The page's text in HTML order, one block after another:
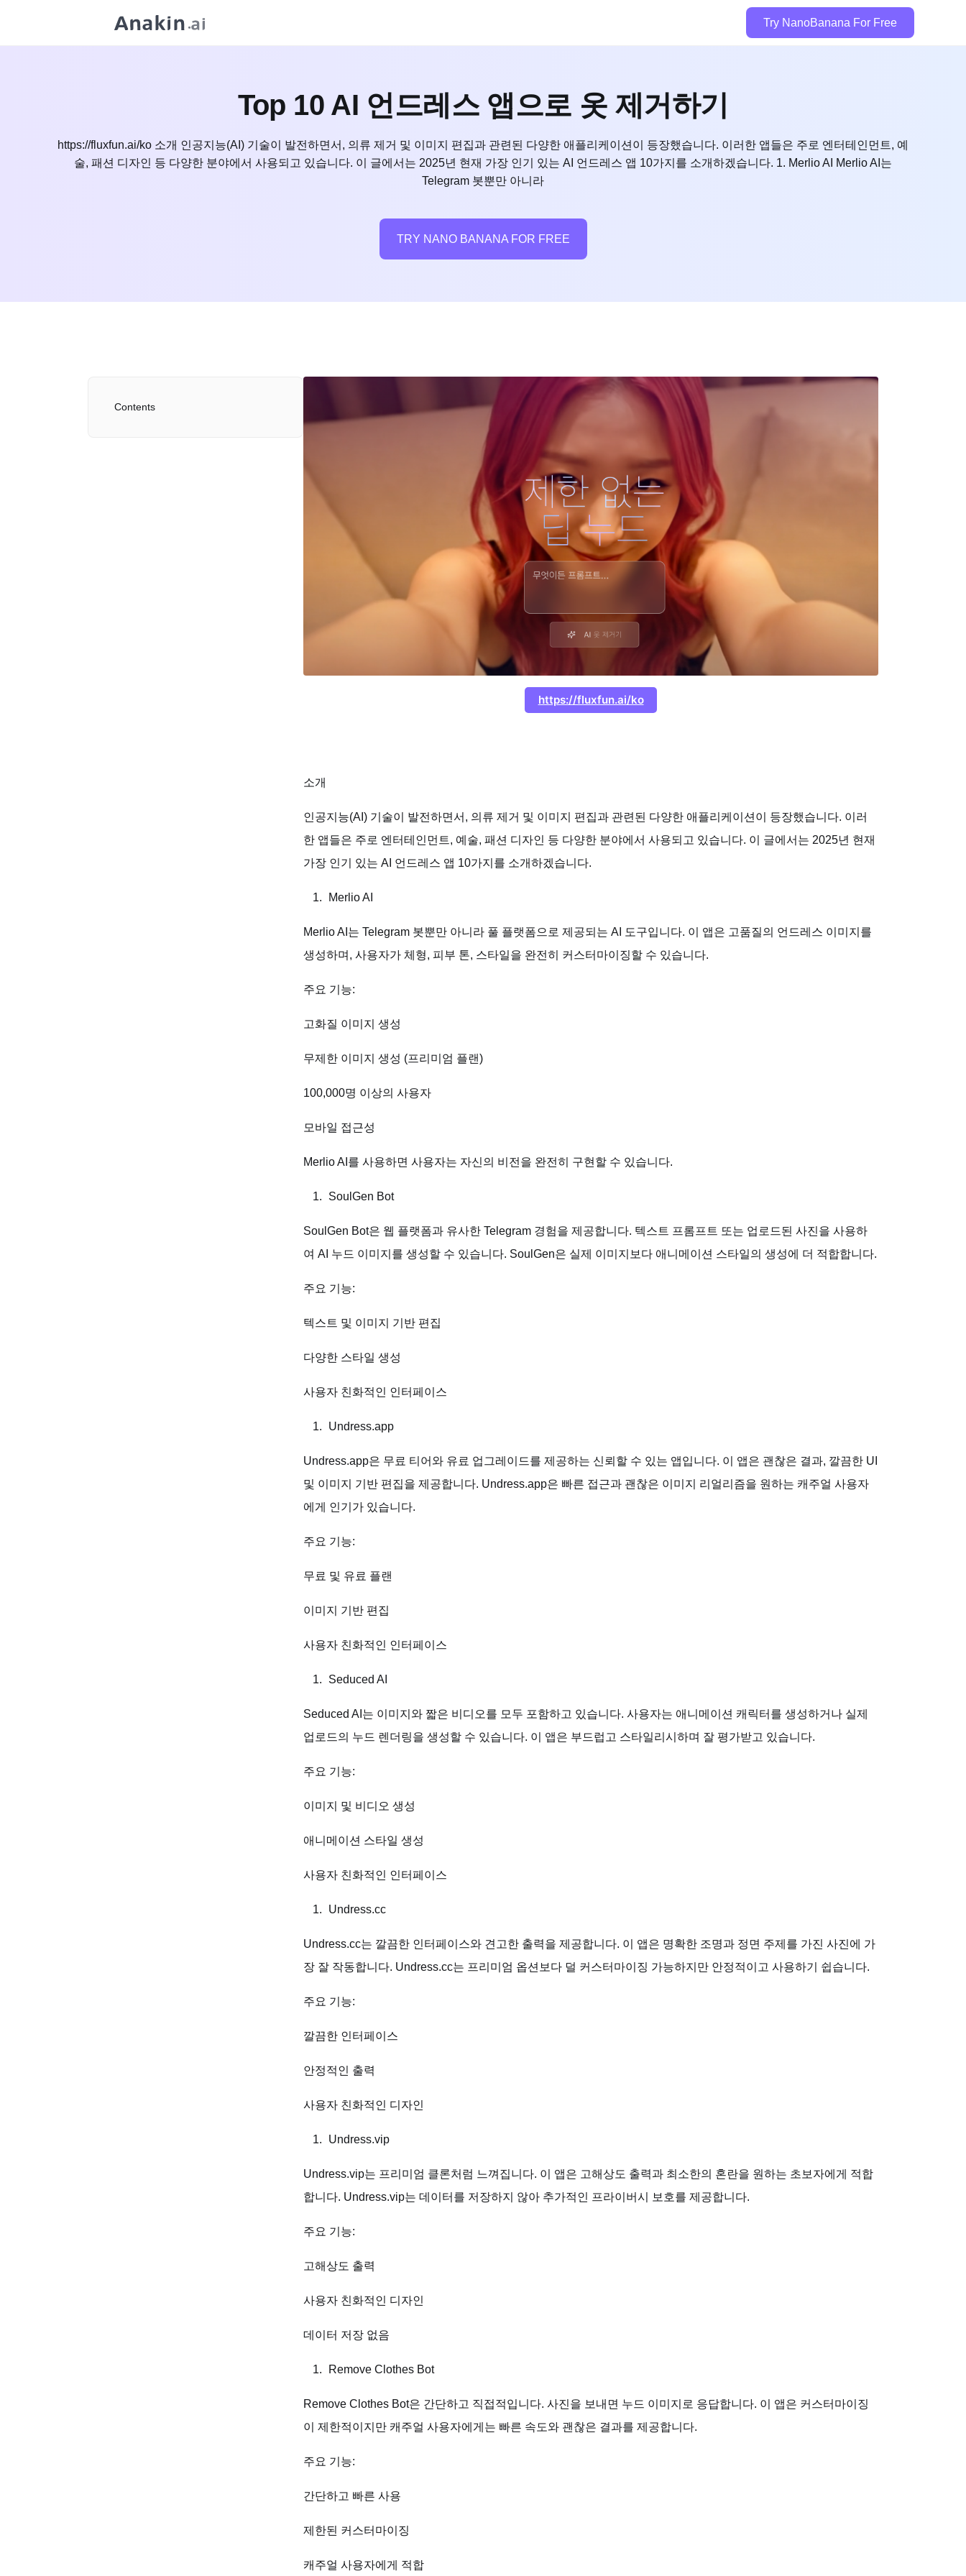
Try NanoBanana For Free
Top 10 AI 언드레스 앱으로 옷 제거하기
https://fluxfun.ai/ko 소개 인공지능(AI) 기술이 발전하면서, 의류 제거 및 이미지 편집과 관련된 다양한 애플리케이션이 등장했습니다. 이러한 앱들은 주로 엔터테인먼트, 예
술, 패션 디자인 등 다양한 분야에서 사용되고 있습니다. 이 글에서는 2025년 현재 가장 인기 있는 AI 언드레스 앱 10가지를 소개하겠습니다. 1. Merlio AI Merlio AI는
Telegram 봇뿐만 아니라
TRY NANO BANANA FOR FREE
Contents
https://fluxfun.ai/ko
소개
인공지능(AI) 기술이 발전하면서, 의류 제거 및 이미지 편집과 관련된 다양한 애플리케이션이 등장했습니다. 이러
한 앱들은 주로 엔터테인먼트, 예술, 패션 디자인 등 다양한 분야에서 사용되고 있습니다. 이 글에서는 2025년 현재
가장 인기 있는 AI 언드레스 앱 10가지를 소개하겠습니다.
Merlio AI
Merlio AI는 Telegram 봇뿐만 아니라 풀 플랫폼으로 제공되는 AI 도구입니다. 이 앱은 고품질의 언드레스 이미지를
생성하며, 사용자가 체형, 피부 톤, 스타일을 완전히 커스터마이징할 수 있습니다.
주요 기능:
고화질 이미지 생성
무제한 이미지 생성 (프리미엄 플랜)
100,000명 이상의 사용자
모바일 접근성
Merlio AI를 사용하면 사용자는 자신의 비전을 완전히 구현할 수 있습니다.
SoulGen Bot
SoulGen Bot은 웹 플랫폼과 유사한 Telegram 경험을 제공합니다. 텍스트 프롬프트 또는 업로드된 사진을 사용하
여 AI 누드 이미지를 생성할 수 있습니다. SoulGen은 실제 이미지보다 애니메이션 스타일의 생성에 더 적합합니다.
주요 기능:
텍스트 및 이미지 기반 편집
다양한 스타일 생성
사용자 친화적인 인터페이스
Undress.app
Undress.app은 무료 티어와 유료 업그레이드를 제공하는 신뢰할 수 있는 앱입니다. 이 앱은 괜찮은 결과, 깔끔한 UI
및 이미지 기반 편집을 제공합니다. Undress.app은 빠른 접근과 괜찮은 이미지 리얼리즘을 원하는 캐주얼 사용자
에게 인기가 있습니다.
주요 기능:
무료 및 유료 플랜
이미지 기반 편집
사용자 친화적인 인터페이스
Seduced AI
Seduced AI는 이미지와 짧은 비디오를 모두 포함하고 있습니다. 사용자는 애니메이션 캐릭터를 생성하거나 실제
업로드의 누드 렌더링을 생성할 수 있습니다. 이 앱은 부드럽고 스타일리시하며 잘 평가받고 있습니다.
주요 기능:
이미지 및 비디오 생성
애니메이션 스타일 생성
사용자 친화적인 인터페이스
Undress.cc
Undress.cc는 깔끔한 인터페이스와 견고한 출력을 제공합니다. 이 앱은 명확한 조명과 정면 주제를 가진 사진에 가
장 잘 작동합니다. Undress.cc는 프리미엄 옵션보다 덜 커스터마이징 가능하지만 안정적이고 사용하기 쉽습니다.
주요 기능:
깔끔한 인터페이스
안정적인 출력
사용자 친화적인 디자인
Undress.vip
Undress.vip는 프리미엄 클론처럼 느껴집니다. 이 앱은 고해상도 출력과 최소한의 혼란을 원하는 초보자에게 적합
합니다. Undress.vip는 데이터를 저장하지 않아 추가적인 프라이버시 보호를 제공합니다.
주요 기능:
고해상도 출력
사용자 친화적인 디자인
데이터 저장 없음
Remove Clothes Bot
Remove Clothes Bot은 간단하고 직접적입니다. 사진을 보내면 누드 이미지로 응답합니다. 이 앱은 커스터마이징
이 제한적이지만 캐주얼 사용자에게는 빠른 속도와 괜찮은 결과를 제공합니다.
주요 기능:
간단하고 빠른 사용
제한된 커스터마이징
캐주얼 사용자에게 적합